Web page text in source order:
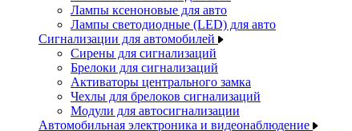
Лампы ксеноновые для авто
Лампы светодиодные (LED) для авто
Сигнализации для автомобилей
Сирены для сигнализаций
Брелоки для сигнализаций
Активаторы центрального замка
Чехлы для брелоков сигнализаций
Модули для автосигнализации
Автомобильная электроника и видеонаблюдение